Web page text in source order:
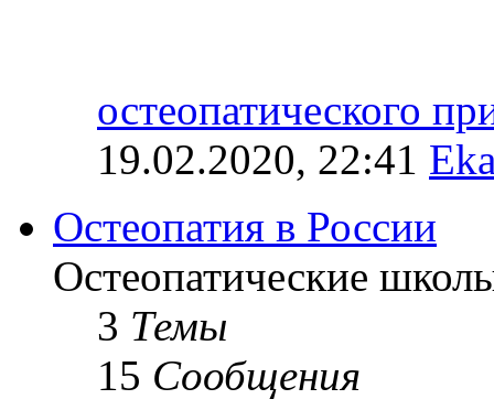
остеопатического
19.02.2020, 22:41
Остеопатия в России
Остеопатические
3 Темы
15 Сообщения